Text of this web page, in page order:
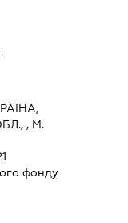
, М.
фонду